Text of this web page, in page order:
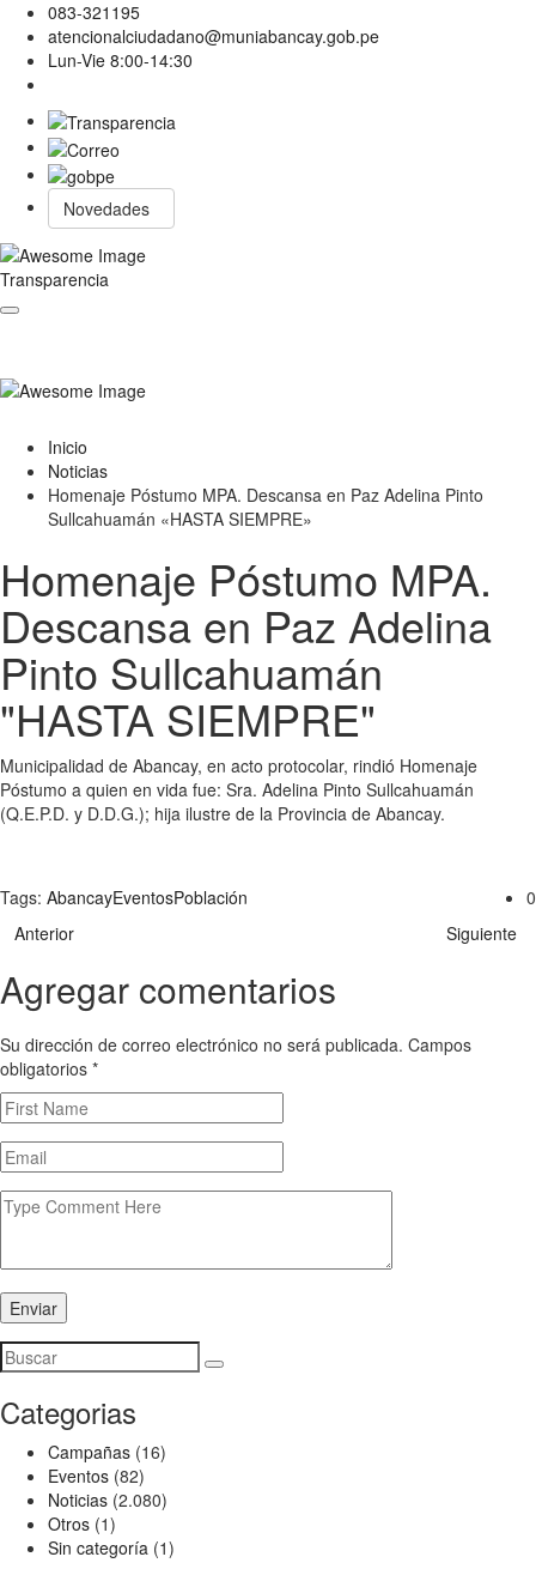
083-321195
atencionalciudadano@muniabancay.gob.pe
Lun-Vie 8:00-14:30
Novedades
Transparencia
Inicio
Noticias
Homenaje Póstumo MPA. Descansa en Paz Adelina Pinto
Sullcahuamán «HASTA SIEMPRE»
Homenaje Póstumo MPA.
Descansa en Paz Adelina
Pinto Sullcahuamán
"HASTA SIEMPRE"
Municipalidad de Abancay, en acto protocolar, rindió Homenaje
Póstumo a quien en vida fue: Sra. Adelina Pinto Sullcahuamán
(Q.E.P.D. y D.D.G.); hija ilustre de la Provincia de Abancay.
Tags: AbancayEventosPoblación
0
Anterior
Siguiente
Agregar comentarios
Su dirección de correo electrónico no será publicada. Campos
obligatorios *
Enviar
Categorias
Campañas (16)
Eventos (82)
Noticias (2.080)
Otros (1)
Sin categoría (1)